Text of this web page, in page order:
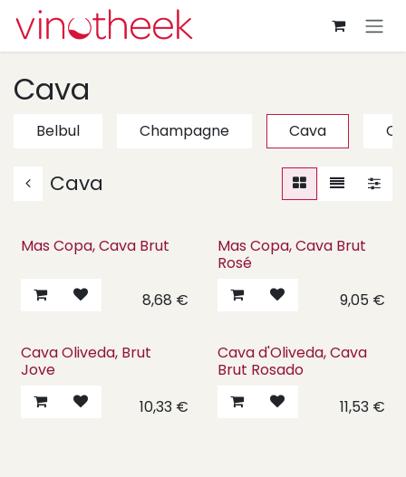
Overslaan naar inhoud
Cava
Belbul Champagne Cava
Cava
Mas Copa, Cava Brut
8,68 €
Mas Copa, Cava Brut
Rosé
9,05 €
Cava Oliveda, Brut
Jove
10,33€
Cava d'Oliveda, Cava
Brut Rosado
11,53€